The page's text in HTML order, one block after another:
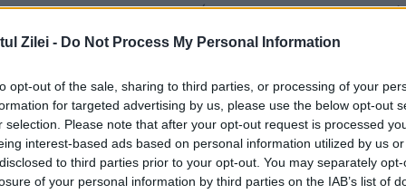
Zilei - Do Not Process My Personal Information
opt-out of the sale, sharing to third parties, or processing of your
for targeted advertising by us, please use the below opt-out
selection. Please note that after your opt-out request is processed
interest-based ads based on personal information utilized by us
to third parties prior to your opt-out. You may separately
of your personal information by third parties on the IAB’s list of
WTAde laDubai(Emiratele Arabe
minute în faţa letonei (23 ani, 51 WTA).
încheind cu 5 aşi şi 6 duble greşeli, iar